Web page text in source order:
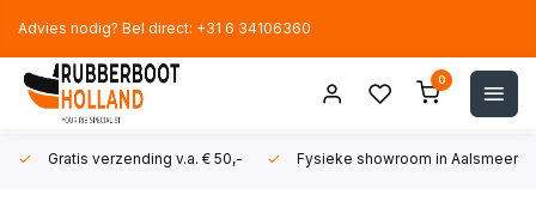
Advies nodig? Bel direct: +31 6 34106360
0
Gratis verzending v.a. € 50,- Fysieke showroom in Aalsmeer!